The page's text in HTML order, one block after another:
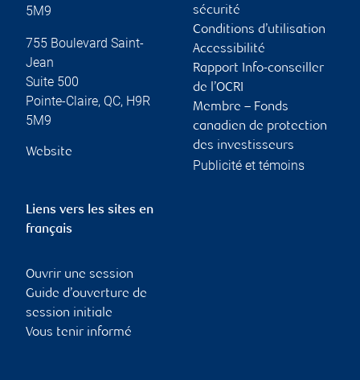
5M9
755 Boulevard Saint-
Jean
Suite 500
Pointe-Claire, QC, H9R
5M9
Website
sécurité
Conditions d’utilisation
Accessibilité
Rapport Info-conseiller
de l’OCRI
Membre – Fonds
canadien de protection
des investisseurs
Publicité et témoins
Liens vers les sites en
français
Ouvrir une session
Guide d’ouverture de
session initiale
Vous tenir informé